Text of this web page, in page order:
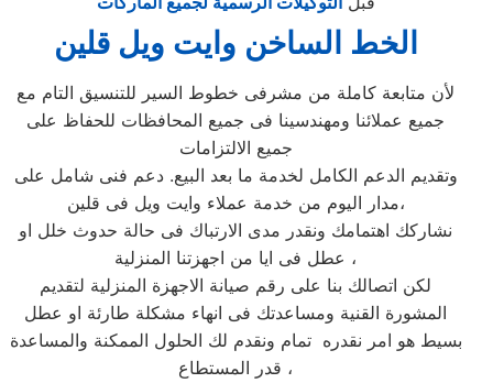
الخط الساخن وايت ويل قلين
لأن متابعة كاملة من مشرفى خطوط السير للتنسيق التام مع
جميع عملائنا ومهندسينا فى جميع المحافظات للحفاظ على
جميع الالتزامات
وتقديم الدعم الكامل لخدمة ما بعد البيع. دعم فنى شامل على
مدار اليوم من خدمة عملاء وايت ويل فى قلين،
نشاركك اهتمامك ونقدر مدى الارتباك فى حالة حدوث خلل او
عطل فى ايا من اجهزتنا المنزلية ،
لكن اتصالك بنا على رقم صيانة الاجهزة المنزلية لتقديم
المشورة القنية ومساعدتك فى انهاء مشكلة طارئة او عطل
بسيط هو امر نقدره تمام ونقدم لك الحلول الممكنة والمساعدة
قدر المستطاع ،